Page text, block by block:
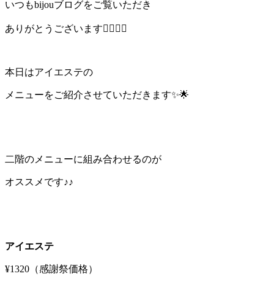
いつもbijouブログをご覧いただき
ありがとうございます🙇‍♀️🙇‍♀️
本日はアイエステの
メニューをご紹介させていただきます✨🌟
二階のメニューに組み合わせるのが
オススメです♪♪
アイエステ
¥1320（感謝祭価格）